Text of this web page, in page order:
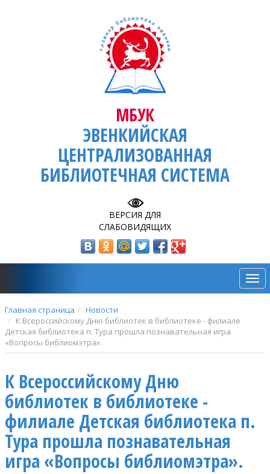
МБУК
ЭВЕНКИЙСКАЯ
ЦЕНТРАЛИЗОВАННАЯ
БИБЛИОТЕЧНАЯ СИСТЕМА
ВЕРСИЯ ДЛЯ
СЛАБОВИДЯЩИХ
Главная страница
Новости
К Всероссийскому Дню библиотек в библиотеке - филиале
Детская библиотека п. Тура прошла познавательная игра
«Вопросы библиомэтра».
К Всероссийскому Дню
библиотек в библиотеке -
филиале Детская библиотека п.
Тура прошла познавательная
игра «Вопросы библиомэтра».